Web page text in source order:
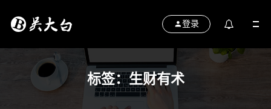
登录
标签：生财有术